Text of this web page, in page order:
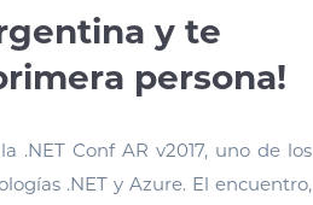
y te
persona!
.NET Conf AR v2017, uno de los
.NET y Azure. El encuentro,